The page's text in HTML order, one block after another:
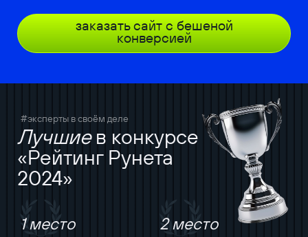
заказать сайт с бешеной
конверсией
#эксперты в своём деле
Лучшиев конкурсе
«Рейтинг Рунета
2024»
1 место 2 место